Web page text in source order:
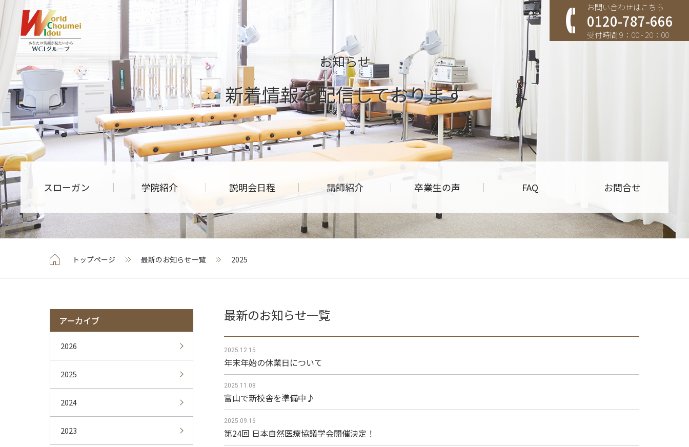
お問い合わせはこちら
0120-787-666
受付時間 9：00 - 20：00
お知らせ
新着情報を配信しております
スローガン 学院紹介 説明会日程 講師紹介 卒業生の声 FAQ お問合せ
トップページ 最新のお知らせ一覧 2025
アーカイブ
2026
2025
2024
2023
最新のお知らせ一覧
2025.12.15
年末年始の休業日について
2025.11.08
富山で新校舎を準備中♪
2025.09.16
第24回 日本自然医療協議学会開催決定！